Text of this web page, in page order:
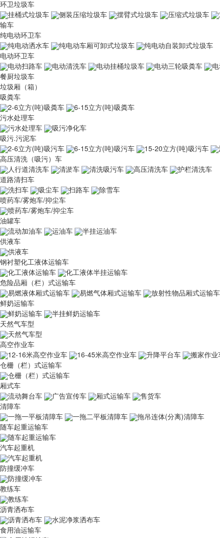
环卫垃圾车
挂桶式垃圾车
侧装压缩垃圾车 摆臂式垃圾车 压缩式垃圾车
输车
纯电动环卫车
纯电动洒水车
纯电动车厢可卸式垃圾车
纯电动自装卸式垃圾车
电动环卫车
电动扫路车
电动清洗车 电动挂桶垃圾车 电动三轮吸粪车
餐厨垃圾车
垃圾厢（箱）
吸粪车
2-6立方(吨)吸粪车
6-15立方(吨)吸粪车
污水处理车
污水处理车
吸污净化车
吸污.污泥车
2-6立方(吨)吸污车
6-15立方(吨)吸污车 15-20立方(吨)吸污车
高压清洗（吸污）车
人行道清洗车
清淤车 清洗吸污车 高压清洗车
护栏清洗车
道路清扫车
洗扫车
吸尘车 扫路车
除雪车
喷药车/雾炮车/抑尘车
喷药车/雾炮车/抑尘车
油罐车
流动加油车
运油车
半挂运油车
供液车
供液车
钢衬塑化工液体运输车
化工液体运输车
化工液体半挂运输车
危险品厢（栏）式运输车
易燃液体厢式运输车
易燃气体厢式运输车
放射性物品厢式运输车
鲜奶运输车
鲜奶运输车
半挂鲜奶运输车
天然气车型
天然气车型
高空作业车
12-16米高空作业车
16-45米高空作业车 升降平台车
搬家作业
仓栅（栏）式运输车
仓栅（栏）式运输车
厢式车
流动舞台车
广告宣传车 厢式运输车
售货车
清障车
一拖一平板清障车
一拖二平板清障车
拖吊连体(分离)清障车
随车起重运输车
随车起重运输车
汽车起重机
汽车起重机
防撞缓冲车
防撞缓冲车
教练车
教练车
沥青洒布车
沥青洒布车
水泥净浆洒布车
食用油运输车